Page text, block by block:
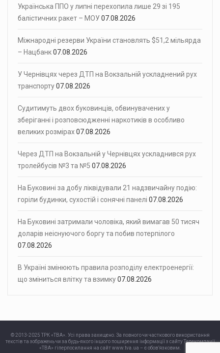
Українська ППО у липні перехопила лише 29 зі 195
балістичних ракет – МОУ07.08.2026
Міжнародні резерви України становлять $51,2 мільярда
– Нацбанк07.08.2026
У Чернівцях через ДТП на Вокзальній ускладнений рух
транспорту07.08.2026
Судитимуть двох буковинців, обвинувачених у
зберіганні і розповсюдженні наркотиків в особливо
великих розмірах07.08.2026
Через ДТП на Вокзальній у Чернівцях ускладнився рух
тролейбусів №3 та №5 07.08.2026
На Буковині за добу ліквідували 21 надзвичайну подію:
горіли будинки, сухостій і сонячні панелі 07.08.2026
На Буковині затримали чоловіка, який вимагав 50 тисяч
доларів неіснуючого боргу та побив потерпілого
07.08.2026
В Україні змінюють правила розподілу електроенергії:
що зміниться влітку та взимку07.08.2026
© 2013-2025 ТРК «ТВА». Усі права захищено. За повного чи часткового використання
текстів та зображень чи за будь-якого іншого поширення інформації з сайту Телекомпанії
«ТВА» гіперпосилання на сайт www.tva.ua – є обов’язковим.